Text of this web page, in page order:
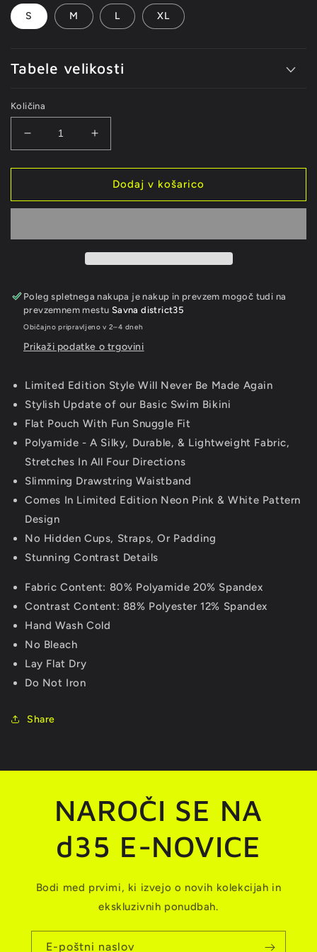
S M L XL
Tabele velikosti
Količina
Pomanjšaš
količino
za
Viceroy
Povečaj
količino
za
izdelek
Viceroy
Dodaj v košarico
Poleg spletnega nakupa je nakup in prevzem mogoč tudi na
prevzemnem mestu Savna district35
Običajno pripravljeno v 2–4 dneh
Prikaži podatke o trgovini
Limited Edition Style Will Never Be Made Again
Stylish Update of our Basic Swim Bikini
Flat Pouch With Fun Snuggle Fit
Polyamide - A Silky, Durable, & Lightweight Fabric,
Stretches In All Four Directions
Slimming Drawstring Waistband
Comes In Limited Edition Neon Pink & White Pattern
Design
No Hidden Cups, Straps, Or Padding
Stunning Contrast Details
Fabric Content: 80% Polyamide 20% Spandex
Contrast Content: 88% Polyester 12% Spandex
Hand Wash Cold
No Bleach
Lay Flat Dry
Do Not Iron
Share
NAROČI SE NA
d35 E-NOVICE
Bodi med prvimi, ki izvejo o novih kolekcijah in
ekskluzivnih ponudbah.
E-poštni naslov